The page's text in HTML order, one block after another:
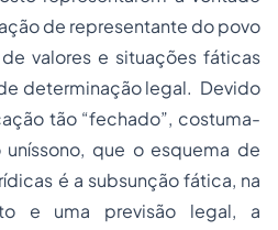
de representante do povo
valores e situações fáticas
determinação legal. Devido
tão “fechado”, costuma-
que o esquema de
é a subsunção fática, na
e uma previsão legal, a